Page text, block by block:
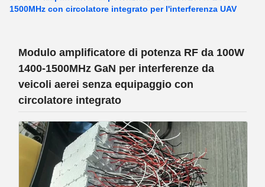
1500MHz con circolatore integrato per l'interferenza UAV
Modulo amplificatore di potenza RF da 100W
1400-1500MHz GaN per interferenze da
veicoli aerei senza equipaggio con
circolatore integrato